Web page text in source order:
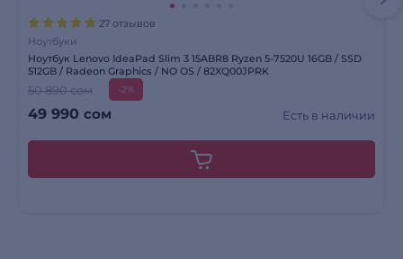
27 отзывов
Ноутбуки
Ноутбук Lenovo IdeaPad Slim 3 15ABR8 Ryzen 5-7520U 16GB / SSD
512GB / Radeon Graphics / NO OS / 82XQ00JPRK
50 890 сом -2%
49 990 сом Есть в наличии